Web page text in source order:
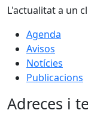
L'actualitat a un
Agenda
Avisos
Notícies
Publicacions
Adreces i